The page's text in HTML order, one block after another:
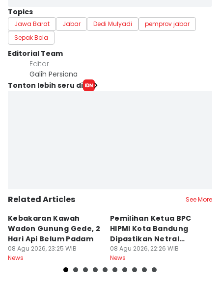
Topics
Jawa Barat Jabar Dedi Mulyadi
pemprov jabar
Sepak Bola
Editorial Team
Editor
Galih Persiana
Tonton lebih seru di
Related Articles See More
Kebakaran Kawah
Wadon Gunung Gede, 2
Hari Api Belum Padam
08 Agu 2026, 23:25 WIB
News
Pemilihan Ketua BPC
HIPMI Kota Bandung
Dipastikan Netral
Tanpa Tekanan
08 Agu 2026, 22:26 WIB
News